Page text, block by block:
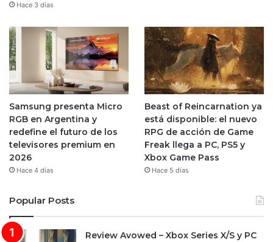
Hace 3 días
Samsung presenta Micro
RGB en Argentina y
redefine el futuro de los
televisores premium en
2026
Hace 4 días
Beast of Reincarnation ya
está disponible: el nuevo
RPG de acción de Game
Freak llega a PC, PS5 y
Xbox Game Pass
Hace 5 días
Popular Posts
Review Avowed – Xbox Series X/S y PC